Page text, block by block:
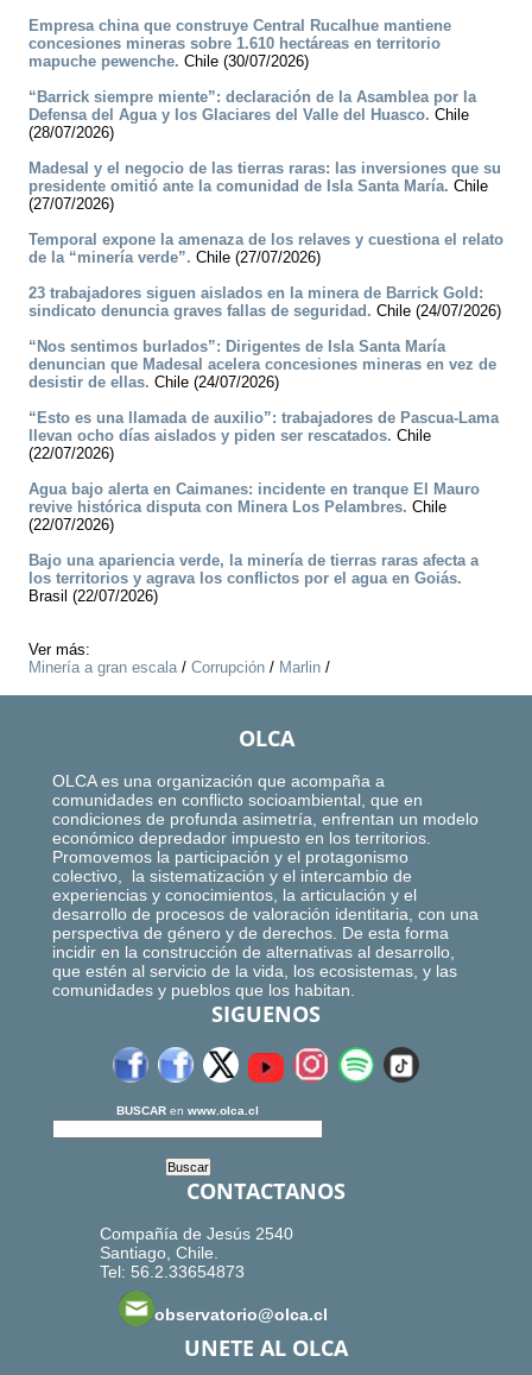
Empresa china que construye Central Rucalhue mantiene
concesiones mineras sobre 1.610 hectáreas en territorio
mapuche pewenche. Chile (30/07/2026)
“Barrick siempre miente”: declaración de la Asamblea por la
Defensa del Agua y los Glaciares del Valle del Huasco. Chile
(28/07/2026)
Madesal y el negocio de las tierras raras: las inversiones que su
presidente omitió ante la comunidad de Isla Santa María. Chile
(27/07/2026)
Temporal expone la amenaza de los relaves y cuestiona el relato
de la “minería verde”. Chile (27/07/2026)
23 trabajadores siguen aislados en la minera de Barrick Gold:
sindicato denuncia graves fallas de seguridad. Chile (24/07/2026)
“Nos sentimos burlados”: Dirigentes de Isla Santa María
denuncian que Madesal acelera concesiones mineras en vez de
desistir de ellas. Chile (24/07/2026)
“Esto es una llamada de auxilio”: trabajadores de Pascua-Lama
llevan ocho días aislados y piden ser rescatados. Chile
(22/07/2026)
Agua bajo alerta en Caimanes: incidente en tranque El Mauro
revive histórica disputa con Minera Los Pelambres. Chile
(22/07/2026)
Bajo una apariencia verde, la minería de tierras raras afecta a
los territorios y agrava los conflictos por el agua en Goiás.
Brasil (22/07/2026)
Ver más:
Minería a gran escala/ Corrupción / Marlin /
OLCA
OLCA es una organización que acompaña a
comunidades en conflicto socioambiental, que en
condiciones de profunda asimetría, enfrentan un modelo
económico depredador impuesto en los territorios.
Promovemos la participación y el protagonismo
colectivo, la sistematización y el intercambio de
experiencias y conocimientos, la articulación y el
desarrollo de procesos de valoración identitaria, con una
perspectiva de género y de derechos. De esta forma
incidir en la construcción de alternativas al desarrollo,
que estén al servicio de la vida, los ecosistemas, y las
comunidades y pueblos que los habitan.
SIGUENOS
BUSCAR en www.olca.cl
CONTACTANOS
Compañía de Jesús 2540
Santiago, Chile.
Tel: 56.2.33654873
observatorio@olca.cl
UNETE AL OLCA